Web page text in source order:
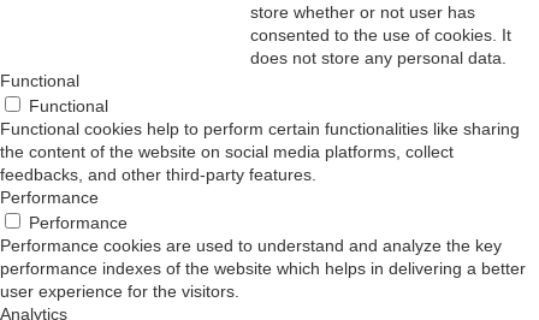
store whether or not user has
consented to the use of cookies. It
does not store any personal data.
Functional
Functional
Functional cookies help to perform certain functionalities like sharing
the content of the website on social media platforms, collect
feedbacks, and other third-party features.
Performance
Performance
Performance cookies are used to understand and analyze the key
performance indexes of the website which helps in delivering a better
user experience for the visitors.
Analytics